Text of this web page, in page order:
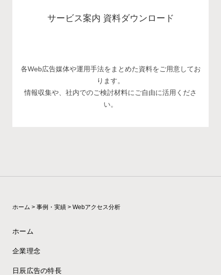
サービス案内 資料ダウンロード
各Web広告媒体や運用手法をまとめた資料をご用意してお
ります。
情報収集や、社内でのご検討材料にご自由に活用くださ
い。
ホーム > 事例・実績 > Webアクセス分析
ホーム
企業理念
日辰広告の特長